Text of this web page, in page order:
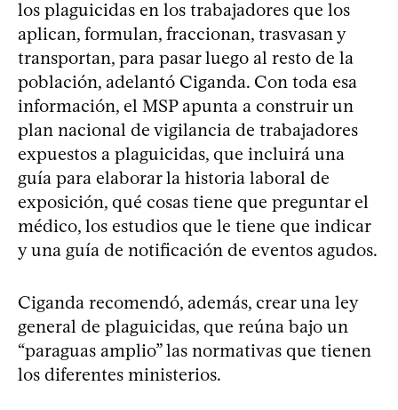
los plaguicidas en los trabajadores que los
aplican, formulan, fraccionan, trasvasan y
transportan, para pasar luego al resto de la
población, adelantó Ciganda. Con toda esa
información, el MSP apunta a construir un
plan nacional de vigilancia de trabajadores
expuestos a plaguicidas, que incluirá una
guía para elaborar la historia laboral de
exposición, qué cosas tiene que preguntar el
médico, los estudios que le tiene que indicar
y una guía de notificación de eventos agudos.
Ciganda recomendó, además, crear una ley
general de plaguicidas, que reúna bajo un
“paraguas amplio” las normativas que tienen
los diferentes ministerios.